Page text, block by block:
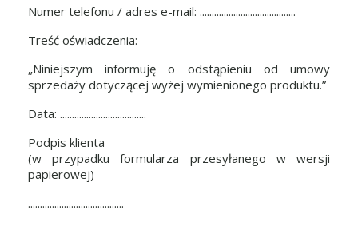
Numer telefonu / adres e-mail: ........................................
Treść oświadczenia:
„Niniejszym informuję o odstąpieniu od umowy
sprzedaży dotyczącej wyżej wymienionego produktu.”
Data: ....................................
Podpis klienta
(w przypadku formularza przesyłanego w wersji
papierowej)
........................................